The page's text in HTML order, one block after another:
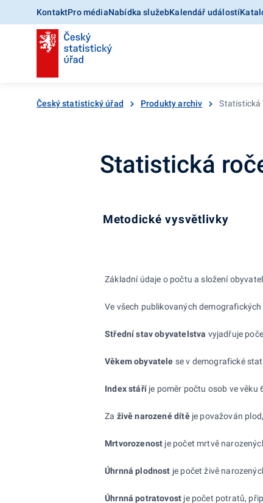
KontaktPro médiaNabídka služebKalendář událostí
Český statistický úřad Produkty archiv Statistická
Statistická
Metodické vysvětlivky
Základní údaje o počtu a složení
Ve všech publikovaných
Střední stav obyvatelstva vyjadřuje
Věkem obyvatele se v demografické
Index stáříje poměr počtu osob ve věku
Za živě narozenédítěje považován
Mrtvorozenost je počet mrtvě
Úhrnná plodnost je počet živě
Úhrnná potratovost je počet potratů,